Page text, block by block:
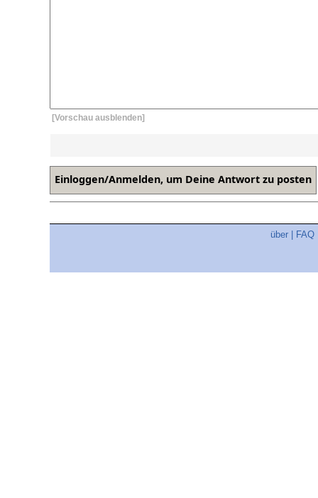
[Vorschau ausblenden]
über FAQ